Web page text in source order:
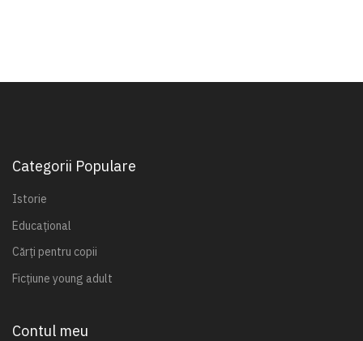
Categorii Populare
Istorie
Educațional
Cărți pentru copii
Ficțiune young adult
Contul meu